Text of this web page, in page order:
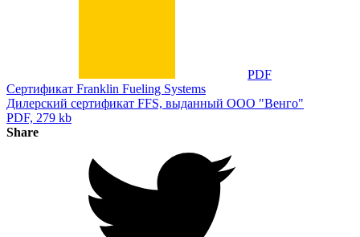
PDF
Сертификат Franklin Fueling Systems
Дилерский сертификат FFS, выданный ООО "Венго"
PDF, 279 kb
Share